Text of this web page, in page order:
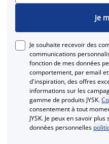
Je
Je souhaite recevoir des
communications
fonction de mes données
comportement, par email
d'inspiration, des offres
informations sur les
gamme de produits JYSK.
consentement à tout
JYSK. Je peux en savoir
données personnelles